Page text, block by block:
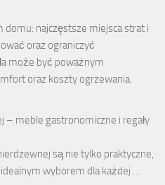
domu: najczęstsze miejsca strat i
oraz ograniczyć
może być poważnym
oraz koszty ogrzewania.
– meble gastronomiczne i regały
są nie tylko praktyczne,
wyborem dla każdej …